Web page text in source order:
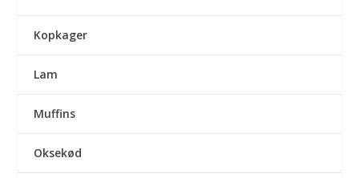
Kopkager
Lam
Muffins
Oksekød